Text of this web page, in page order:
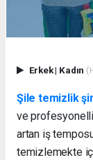
Erkek| Kadın
Şile temizlik
ve
artan iş
temizlemekte